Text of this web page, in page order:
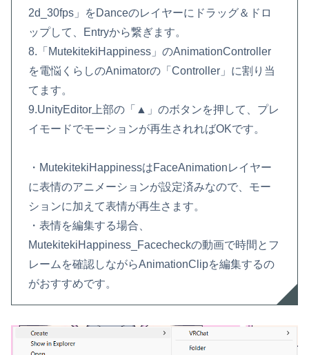
2d_30fps」をDanceのレイヤーにドラッグ＆ドロ
ップして、Entryから繋ぎます。
8.「MutekitekiHappiness」のAnimationController
を電悩くらしのAnimatorの「Controller」に割り当
てます。
9.UnityEditor上部の「▲」のボタンを押して、プレ
イモードでモーションが再生されればOKです。
・MutekitekiHappinessはFaceAnimationレイヤー
に表情のアニメーションが設定済みなので、モー
ションに加えて表情が再生さます。
・表情を編集する場合、
MutekitekiHappiness_Facecheckの動画で時間とフ
レームを確認しながらAnimationClipを編集するの
がおすすめです。